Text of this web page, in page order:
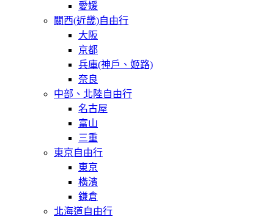
愛媛
關西(近畿)自由行
大阪
京都
兵庫(神戶、姬路)
奈良
中部、北陸自由行
名古屋
富山
三重
東京自由行
東京
橫濱
鎌倉
北海道自由行